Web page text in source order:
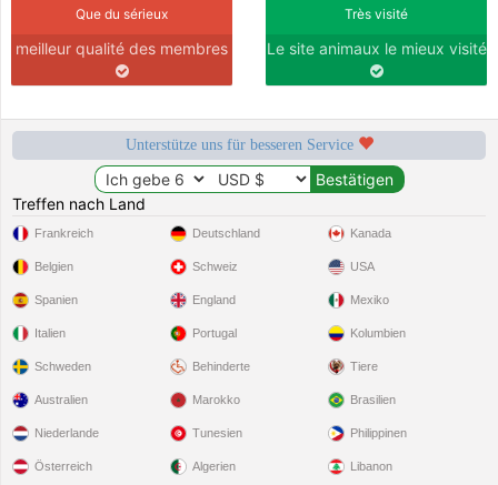
Que du sérieux
meilleur qualité des membres
Très visité
Le site animaux le mieux visité
Unterstütze uns für besseren Service
Treffen nach Land
Frankreich
Belgien
Spanien
Italien
Schweden
Deutschland
Schweiz
England
Portugal
Behinderte
Kanada
USA
Mexiko
Kolumbien
Tiere
Australien
Niederlande
Österreich
Marokko
Tunesien
Algerien
Brasilien
Philippinen
Libanon